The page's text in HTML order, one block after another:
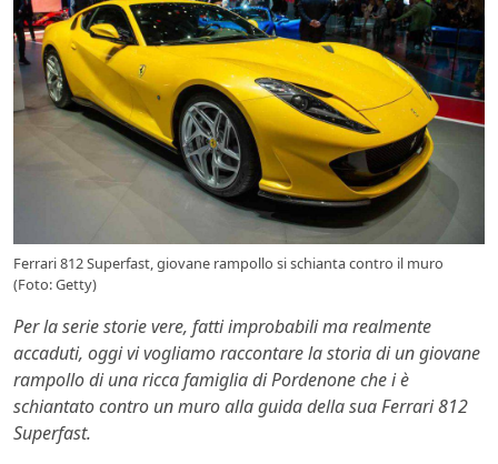
Ferrari 812 Superfast, giovane rampollo si schianta contro il muro
(Foto: Getty)
Per la serie storie vere, fatti improbabili ma realmente
accaduti, oggi vi vogliamo raccontare la storia di un giovane
rampollo di una ricca famiglia di Pordenone che i è
schiantato contro un muro alla guida della sua Ferrari 812
Superfast.